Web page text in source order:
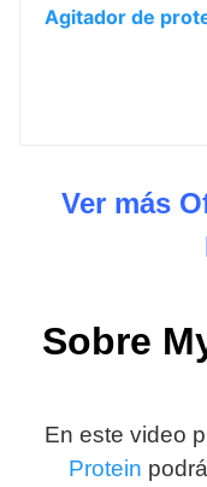
Agitador de
Ver más
Sobre
En este video
Protein